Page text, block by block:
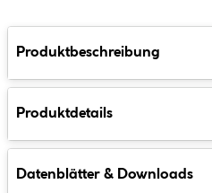
Produktbeschreibung
Produktdetails
Datenblätter & Downloads